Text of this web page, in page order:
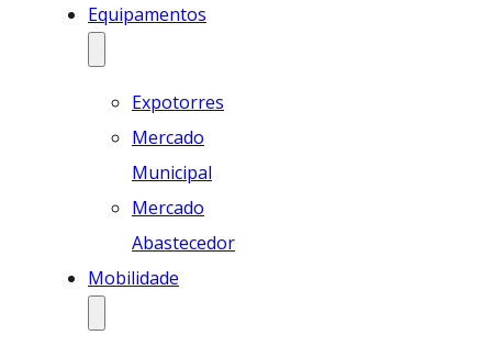
Equipamentos
Expotorres
Mercado
Municipal
Mercado
Abastecedor
Mobilidade